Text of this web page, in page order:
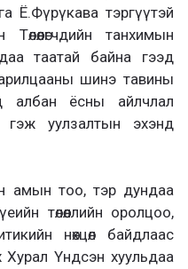
Ё.Фүрүкава тэргүүтэй
танхимын
таатай байна гээд
шинэ тавины
албан ёсны айлчлал
гэж уулзалтын эхэнд
амын тоо, тэр дундаа
төлөөллийн оролцоо,
нөхцөл байдлаас
Үндсэн хуульдаа